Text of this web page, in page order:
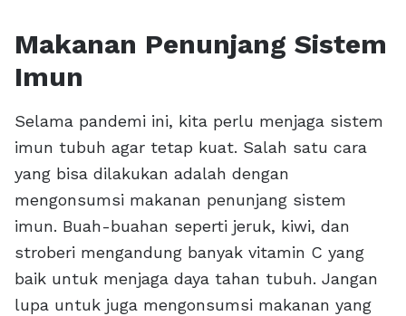
Makanan Penunjang Sistem
Imun
Selama pandemi ini, kita perlu menjaga sistem
imun tubuh agar tetap kuat. Salah satu cara
yang bisa dilakukan adalah dengan
mengonsumsi makanan penunjang sistem
imun. Buah-buahan seperti jeruk, kiwi, dan
stroberi mengandung banyak vitamin C yang
baik untuk menjaga daya tahan tubuh. Jangan
lupa untuk juga mengonsumsi makanan yang